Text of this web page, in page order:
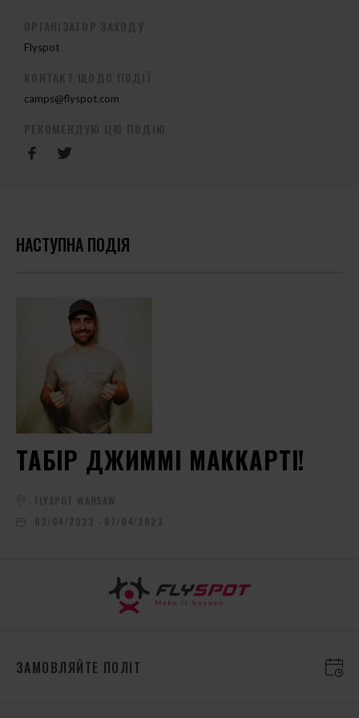
Flyspot
camps@flyspot.com
НАСТУПНА ПОДІЯ
ТАБІР ДЖИММІ МАККАРТІ!
FLYSPOT WARSAW
03/04/2023 - 07/04/2023
ЗАМОВЛЯЙТЕ ПОЛІТ